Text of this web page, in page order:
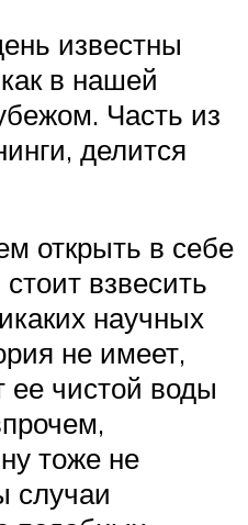
известны
в нашей
Часть из
делится
открыть в себе
взвесить
научных
не имеет,
ее чистой воды
тоже не
случаи